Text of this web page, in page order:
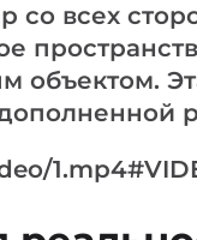
со всех
объектом.